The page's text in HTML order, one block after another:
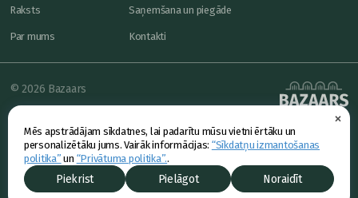
×
Mēs apstrādājam sīkdatnes, lai padarītu mūsu vietni ērtāku un
personalizētāku jums. Vairāk informācijas: “Sīkdatņu izmantošanas
politika” un “Privātuma politika”..
Piekrist Pielāgot Noraidīt
Raksts
Par mums
Saņemšana un piegāde
Kontakti
powered by
© 2026 Bazaars
Konfidencialitāte
Piedāvājums